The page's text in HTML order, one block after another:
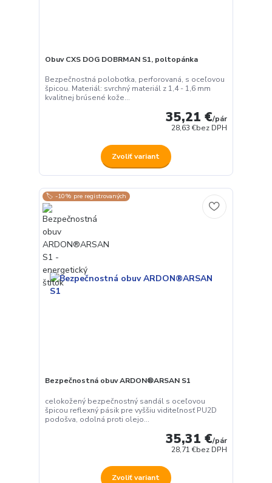
Obuv CXS DOG DOBRMAN S1, poltopánka
Bezpečnostná polobotka, perforovaná, s oceľovou
špicou. Materiál: svrchný materiál z 1,4 - 1,6 mm
kvalitnej brúsené kože...
35,21 €/pár
28,63 €bez DPH
Zvoliť variant
🏷️ -10% pre registrovaných
Bezpečnostná obuv ARDON®ARSAN S1
celokožený bezpečnostný sandál s oceľovou
špicou reflexný pásik pre vyššiu viditeľnosť PU2D
podošva, odolná proti olejo...
35,31 €/pár
28,71 €bez DPH
Zvoliť variant